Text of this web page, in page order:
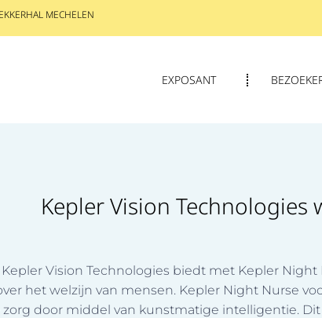
MECHELEN
EXPOSANT
Kepler Vision Technologies
Vision Technologies biedt met Kepler Night
het welzijn van mensen. Kepler Night Nurse
door middel van kunstmatige intelligentie.